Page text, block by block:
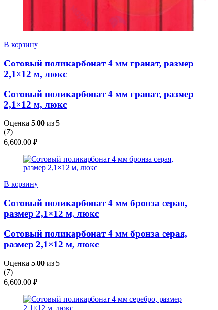
В корзину
Сотовый поликарбонат 4 мм гранат, размер
2,1×12 м, люкс
Сотовый поликарбонат 4 мм гранат, размер
2,1×12 м, люкс
Оценка 5.00 из 5
(7)
6,600.00 ₽
В корзину
Сотовый поликарбонат 4 мм бронза серая,
размер 2,1×12 м, люкс
Сотовый поликарбонат 4 мм бронза серая,
размер 2,1×12 м, люкс
Оценка 5.00 из 5
(7)
6,600.00 ₽